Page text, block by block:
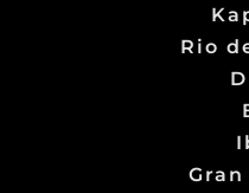
Rio